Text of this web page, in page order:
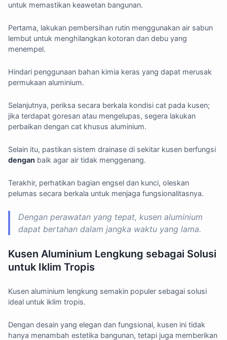
untuk memastikan keawetan bangunan.
Pertama, lakukan pembersihan rutin menggunakan air sabun
lembut untuk menghilangkan kotoran dan debu yang
menempel.
Hindari penggunaan bahan kimia keras yang dapat merusak
permukaan aluminium.
Selanjutnya, periksa secara berkala kondisi cat pada kusen;
jika terdapat goresan atau mengelupas, segera lakukan
perbaikan dengan cat khusus aluminium.
Selain itu, pastikan sistem drainase di sekitar kusen berfungsi
dengan baik agar air tidak menggenang.
Terakhir, perhatikan bagian engsel dan kunci, oleskan
pelumas secara berkala untuk menjaga fungsionalitasnya.
Dengan perawatan yang tepat, kusen aluminium
dapat bertahan dalam jangka waktu yang lama.
Kusen Aluminium Lengkung sebagai Solusi
untuk Iklim Tropis
Kusen aluminium lengkung semakin populer sebagai solusi
ideal untuk iklim tropis.
Dengan desain yang elegan dan fungsional, kusen ini tidak
hanya menambah estetika bangunan, tetapi juga memberikan